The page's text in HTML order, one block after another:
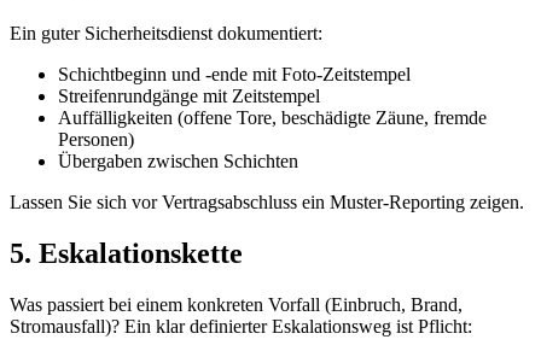
Ein guter Sicherheitsdienst dokumentiert:
Schichtbeginn und -ende mit Foto-Zeitstempel
Streifenrundgänge mit Zeitstempel
Auffälligkeiten (offene Tore, beschädigte Zäune, fremde
Personen)
Übergaben zwischen Schichten
Lassen Sie sich vor Vertragsabschluss ein Muster-Reporting zeigen.
5. Eskalationskette
Was passiert bei einem konkreten Vorfall (Einbruch, Brand,
Stromausfall)? Ein klar definierter Eskalationsweg ist Pflicht: